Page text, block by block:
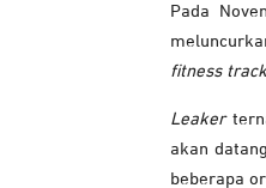
Pada
fitness
Leaker
akan
beberapa